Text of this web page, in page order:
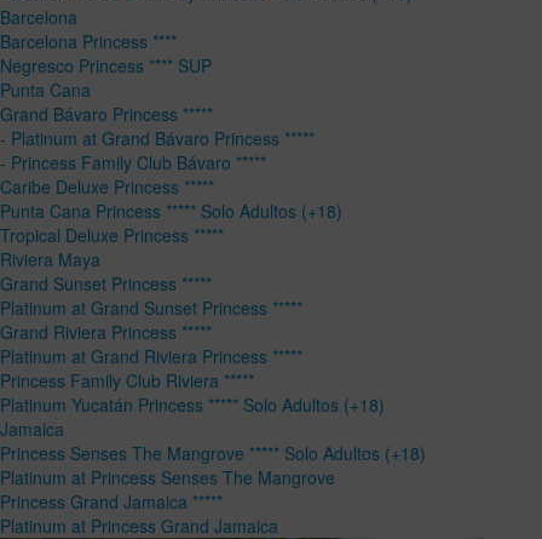
Barcelona
Barcelona Princess ****
Negresco Princess **** SUP
Punta Cana
Grand Bávaro Princess *****
- Platinum at Grand Bávaro Princess *****
- Princess Family Club Bávaro *****
Caribe Deluxe Princess *****
Punta Cana Princess ***** Solo Adultos (+18)
Tropical Deluxe Princess *****
Riviera Maya
Grand Sunset Princess *****
Platinum at Grand Sunset Princess *****
Grand Riviera Princess *****
Platinum at Grand Riviera Princess *****
Princess Family Club Riviera *****
Platinum Yucatán Princess ***** Solo Adultos (+18)
Jamaica
Princess Senses The Mangrove ***** Solo Adultos (+18)
Platinum at Princess Senses The Mangrove
Princess Grand Jamaica *****
Platinum at Princess Grand Jamaica